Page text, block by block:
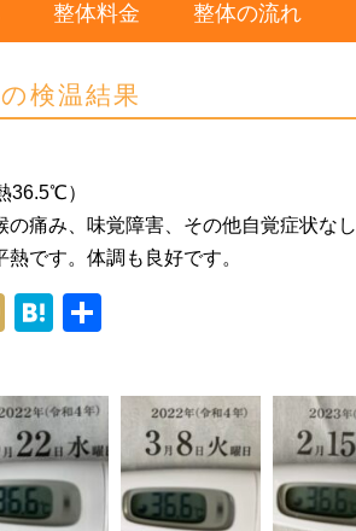
整体料金 整体の流れ
検温結果
36.5℃）
の痛み、味覚障害、その他自覚症状なし
熱です。体調も良好です。
MixiHatena